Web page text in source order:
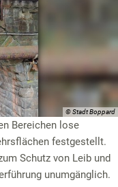
© Stadt Boppard
Bereichen lose
festgestellt.
Schutz von Leib und
unumgänglich.